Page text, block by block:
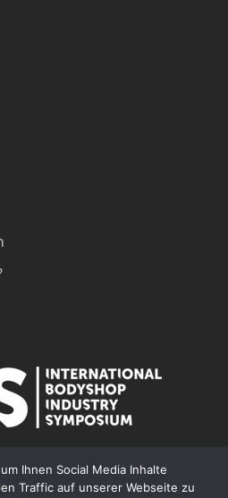
Ihnen Social Media Inhalte
Traffic auf unserer Webseite zu